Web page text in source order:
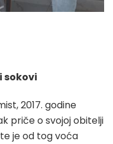
sokovi
2017. godine
priče o svojoj obitelji
je od tog voća